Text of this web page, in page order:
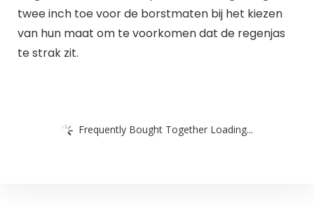
twee inch toe voor de borstmaten bij het kiezen
van hun maat om te voorkomen dat de regenjas
te strak zit.
Frequently Bought Together Loading...